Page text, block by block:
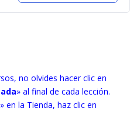
no olvides hacer clic en
» al final de cada lección.
» en la Tienda, haz clic en